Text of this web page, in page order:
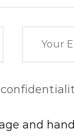
and